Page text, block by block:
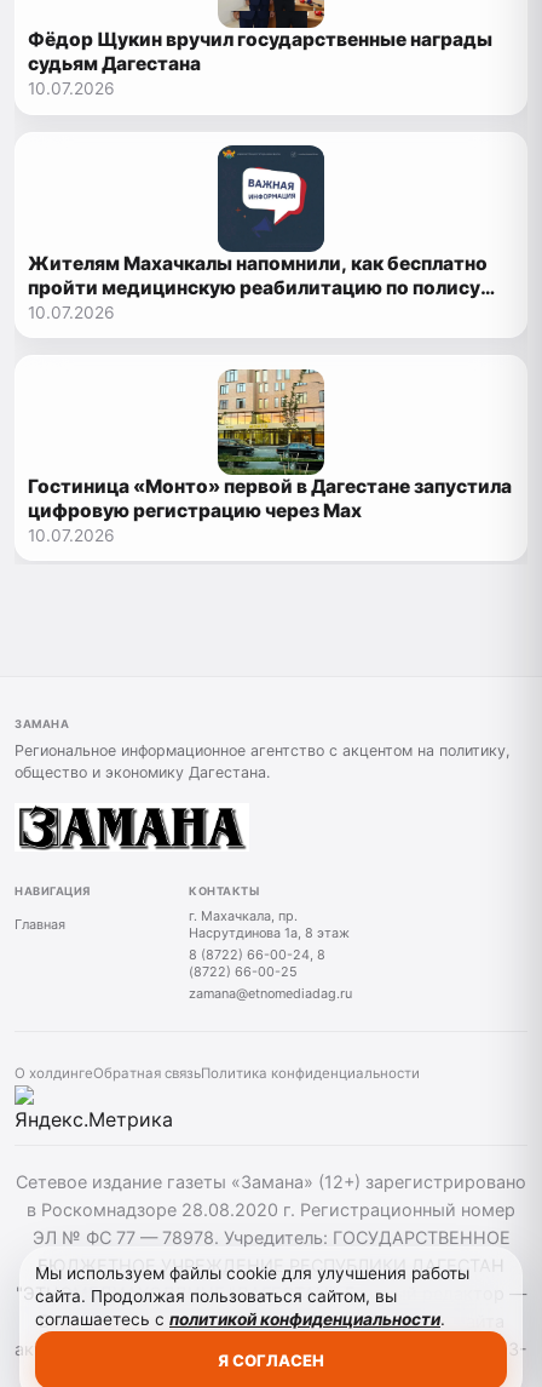
Фёдор Щукин вручил государственные награды
судьям Дагестана
10.07.2026
Жителям Махачкалы напомнили, как бесплатно
пройти медицинскую реабилитацию по полису
ОМС
10.07.2026
Гостиница «Монто» первой в Дагестане запустила
цифровую регистрацию через Max
10.07.2026
ЗАМАНА
Региональное информационное агентство с акцентом на политику,
общество и экономику Дагестана.
НАВИГАЦИЯ
Главная
КОНТАКТЫ
г. Махачкала, пр.
Насрутдинова 1а, 8 этаж
8 (8722) 66-00-24, 8
(8722) 66-00-25
zamana@etnomediadag.ru
О холдингеОбратная связьПолитика конфиденциальности
Сетевое издание газеты «Замана» (12+) зарегистрировано
в Роскомнадзоре 28.08.2020 г. Регистрационный номер
ЭЛ № ФС 77 — 78978. Учредитель: ГОСУДАРСТВЕННОЕ
БЮДЖЕТНОЕ УЧРЕЖДЕНИЕ РЕСПУБЛИКИ ДАГЕСТАН
"ЭТНОМЕДИАХОЛДИНГ "ДАГЕСТАН". Главный редактор —
Багомедов Р.Р. При использовании материалов сайта
активная гиперссылка на zamana.info обязательна. ©️ 2013-
Мы используем файлы cookie для улучшения работы
сайта. Продолжая пользоваться сайтом, вы
соглашаетесь с политикой конфиденциальности.
Я СОГЛАСЕН